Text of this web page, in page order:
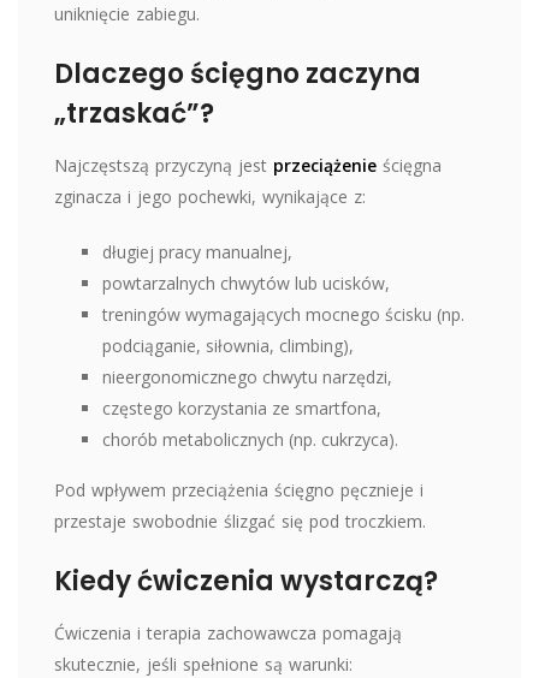
uniknięcie zabiegu.
Dlaczego ścięgno zaczyna
„trzaskać”?
Najczęstszą przyczyną jest przeciążenie ścięgna
zginacza i jego pochewki, wynikające z:
długiej pracy manualnej,
powtarzalnych chwytów lub ucisków,
treningów wymagających mocnego ścisku (np.
podciąganie, siłownia, climbing),
nieergonomicznego chwytu narzędzi,
częstego korzystania ze smartfona,
chorób metabolicznych (np. cukrzyca).
Pod wpływem przeciążenia ścięgno pęcznieje i
przestaje swobodnie ślizgać się pod troczkiem.
Kiedy ćwiczenia wystarczą?
Ćwiczenia i terapia zachowawcza pomagają
skutecznie, jeśli spełnione są warunki: